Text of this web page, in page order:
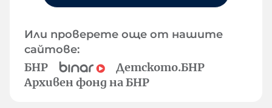
Или проверете още от нашите
сайтове:
БНР
Детското.БНР
Архивен фонд на БНР